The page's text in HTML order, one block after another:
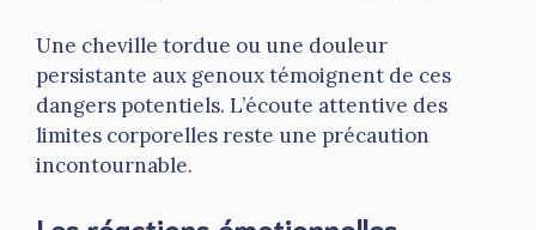
Une cheville tordue ou une douleur
persistante aux genoux témoignent de ces
dangers potentiels. L’écoute attentive des
limites corporelles reste une précaution
incontournable.